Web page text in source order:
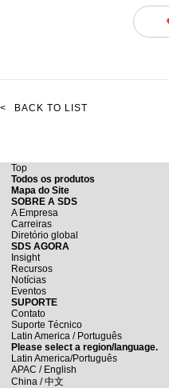
< BACK TO LIST
Top
Todos os produtos
Mapa do Site
SOBRE A SDS
A Empresa
Carreiras
Diretório global
SDS AGORA
Insight
Recursos
Notícias
Eventos
SUPORTE
Contato
Suporte Técnico
Latin America / Português
Please select a region/language.
Latin America/Português
APAC / English
China /中文